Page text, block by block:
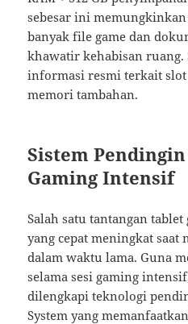
sebesar ini
banyak file game dan
khawatir kehabisan ruang.
informasi resmi terkait
memori tambahan.
Sistem
Gaming Intensif
Salah satu tantangan
yang cepat meningkat saat
dalam waktu lama. Guna
selama sesi gaming
dilengkapi teknologi
System yang